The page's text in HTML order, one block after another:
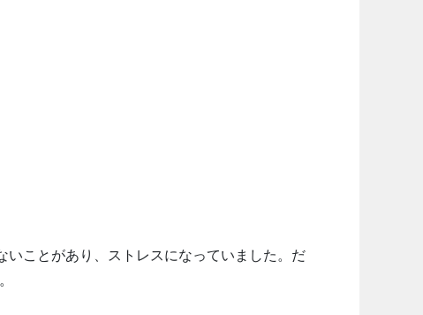
ことがあり、ストレスになっていました。だ